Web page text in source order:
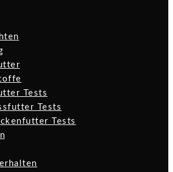
Tests
Tests
Tests